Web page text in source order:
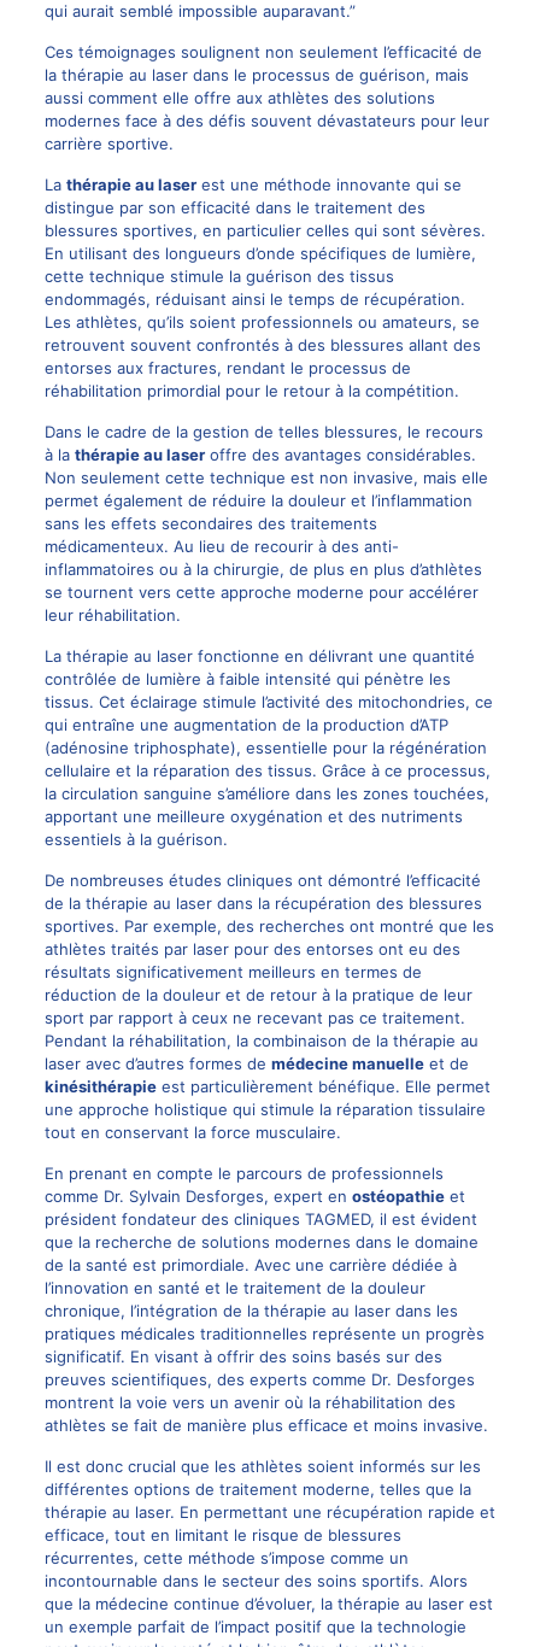
qui aurait semblé impossible auparavant.”
Ces témoignages soulignent non seulement l’efficacité de
la thérapie au laser dans le processus de guérison, mais
aussi comment elle offre aux athlètes des solutions
modernes face à des défis souvent dévastateurs pour leur
carrière sportive.
La thérapie au laserest une méthode innovante qui se
distingue par son efficacité dans le traitement des
blessures sportives, en particulier celles qui sont sévères.
En utilisant des longueurs d’onde spécifiques de lumière,
cette technique stimule la guérison des tissus
endommagés, réduisant ainsi le temps de récupération.
Les athlètes, qu’ils soient professionnels ou amateurs, se
retrouvent souvent confrontés à des blessures allant des
entorses aux fractures, rendant le processus de
réhabilitation primordial pour le retour à la compétition.
Dans le cadre de la gestion de telles blessures, le recours
à la thérapie au laseroffre des avantages considérables.
Non seulement cette technique est non invasive, mais elle
permet également de réduire la douleur et l’inflammation
sans les effets secondaires des traitements
médicamenteux. Au lieu de recourir à des anti-
inflammatoires ou à la chirurgie, de plus en plus d’athlètes
se tournent vers cette approche moderne pour accélérer
leur réhabilitation.
La thérapie au laser fonctionne en délivrant une quantité
contrôlée de lumière à faible intensité qui pénètre les
tissus. Cet éclairage stimule l’activité des mitochondries, ce
qui entraîne une augmentation de la production d’ATP
(adénosine triphosphate), essentielle pour la régénération
cellulaire et la réparation des tissus. Grâce à ce processus,
la circulation sanguine s’améliore dans les zones touchées,
apportant une meilleure oxygénation et des nutriments
essentiels à la guérison.
De nombreuses études cliniques ont démontré l’efficacité
de la thérapie au laser dans la récupération des blessures
sportives. Par exemple, des recherches ont montré que les
athlètes traités par laser pour des entorses ont eu des
résultats significativement meilleurs en termes de
réduction de la douleur et de retour à la pratique de leur
sport par rapport à ceux ne recevant pas ce traitement.
Pendant la réhabilitation, la combinaison de la thérapie au
laser avec d’autres formes de médecine manuelleet de
kinésithérapieest particulièrement bénéfique. Elle permet
une approche holistique qui stimule la réparation tissulaire
tout en conservant la force musculaire.
En prenant en compte le parcours de professionnels
comme Dr. Sylvain Desforges, expert en ostéopathieet
président fondateur des cliniques TAGMED, il est évident
que la recherche de solutions modernes dans le domaine
de la santé est primordiale. Avec une carrière dédiée à
l’innovation en santé et le traitement de la douleur
chronique, l’intégration de la thérapie au laser dans les
pratiques médicales traditionnelles représente un progrès
significatif. En visant à offrir des soins basés sur des
preuves scientifiques, des experts comme Dr. Desforges
montrent la voie vers un avenir où la réhabilitation des
athlètes se fait de manière plus efficace et moins invasive.
Il est donc crucial que les athlètes soient informés sur les
différentes options de traitement moderne, telles que la
thérapie au laser. En permettant une récupération rapide et
efficace, tout en limitant le risque de blessures
récurrentes, cette méthode s’impose comme un
incontournable dans le secteur des soins sportifs. Alors
que la médecine continue d’évoluer, la thérapie au laser est
un exemple parfait de l’impact positif que la technologie